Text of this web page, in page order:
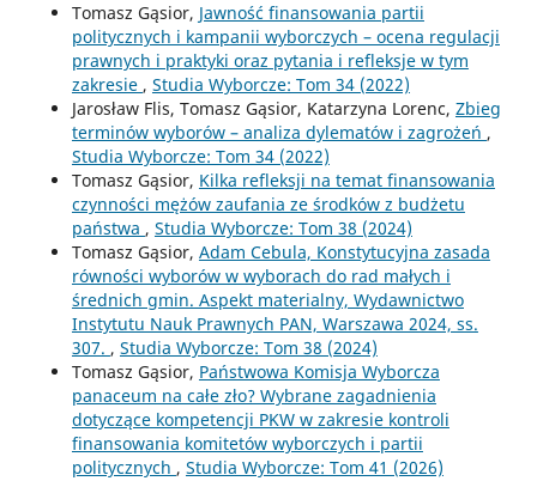
Tomasz Gąsior, Jawność finansowania partii
politycznych i kampanii wyborczych – ocena regulacji
prawnych i praktyki oraz pytania i refleksje w tym
zakresie , Studia Wyborcze: Tom 34 (2022)
Jarosław Flis, Tomasz Gąsior, Katarzyna Lorenc, Zbieg
terminów wyborów – analiza dylematów i zagrożeń ,
Studia Wyborcze: Tom 34 (2022)
Tomasz Gąsior, Kilka refleksji na temat finansowania
czynności mężów zaufania ze środków z budżetu
państwa , Studia Wyborcze: Tom 38 (2024)
Tomasz Gąsior, Adam Cebula, Konstytucyjna zasada
równości wyborów w wyborach do rad małych i
średnich gmin. Aspekt materialny, Wydawnictwo
Instytutu Nauk Prawnych PAN, Warszawa 2024, ss.
307. , Studia Wyborcze: Tom 38 (2024)
Tomasz Gąsior, Państwowa Komisja Wyborcza
panaceum na całe zło? Wybrane zagadnienia
dotyczące kompetencji PKW w zakresie kontroli
finansowania komitetów wyborczych i partii
politycznych , Studia Wyborcze: Tom 41 (2026)